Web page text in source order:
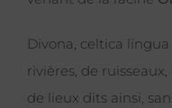
Divona, celtica
rivières, de
de lieux dits ainsi,